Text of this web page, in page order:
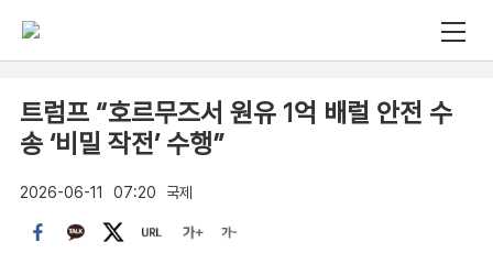
트럼프 “호르무즈서 원유 1억 배럴 안전 수
송 ‘비밀 작전’ 수행”
2026-06-11 07:20 국제